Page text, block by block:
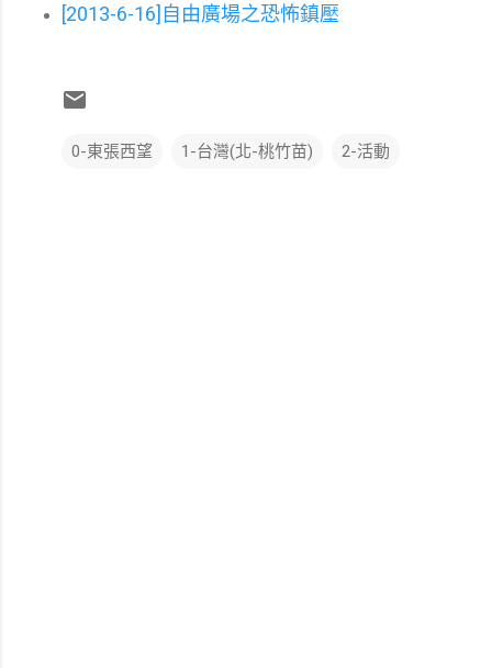
[2013-6-16]自由廣場之恐怖鎮壓
0-東張西望 1-台灣(北-桃竹苗) 2-活動